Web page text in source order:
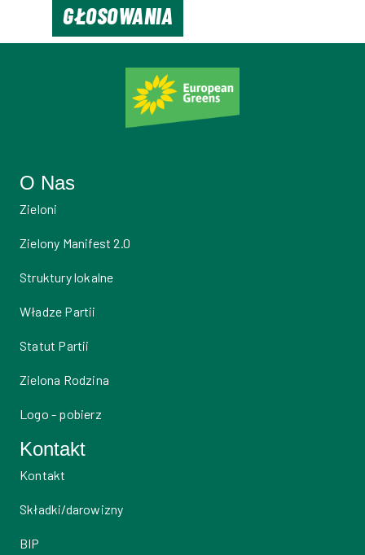
GŁOSOWANIA
O Nas
Zieloni
Zielony Manifest 2.0
Struktury lokalne
Władze Partii
Statut Partii
Zielona Rodzina
Logo - pobierz
Kontakt
Kontakt
Składki/darowizny
BIP